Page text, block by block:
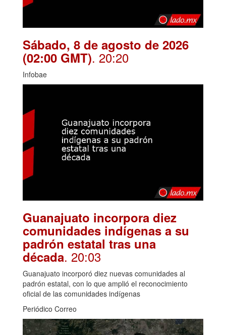
Sábado, 8 de agosto de 2026
(02:00 GMT). 20:20
Infobae
Guanajuato incorpora diez
comunidades indígenas a su
padrón estatal tras una
década. 20:03
Guanajuato incorporó diez nuevas comunidades al
padrón estatal, con lo que amplió el reconocimiento
oficial de las comunidades indígenas
Periódico Correo